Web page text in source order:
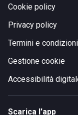
Cookie policy
Privacy policy
Termini e condizioni
Gestione cookie
Accessibilità
Scarica l'app